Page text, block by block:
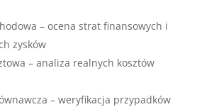
– ocena strat finansowych i
zysków
– analiza realnych kosztów
– weryfikacja przypadków